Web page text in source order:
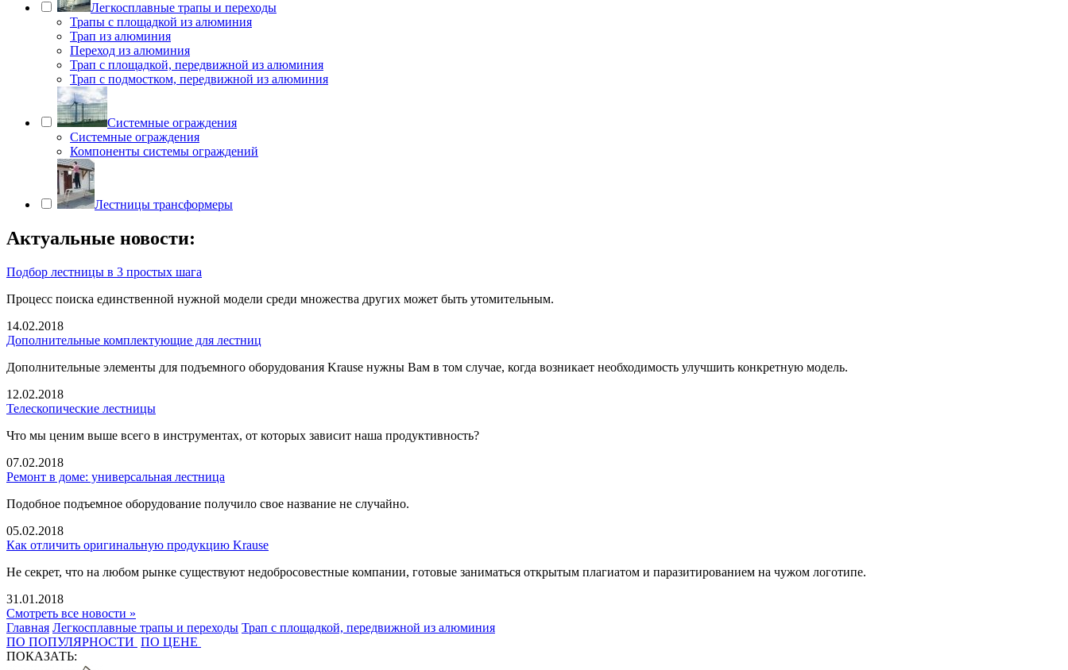
Легкосплавные трапы и переходы
Трапы с площадкой из алюминия
Трап из алюминия
Переход из алюминия
Трап с площадкой, передвижной из алюминия
Трап с подмостком, передвижной из алюминия
Системные ограждения
Системные ограждения
Компоненты системы ограждений
Лестницы трансформеры
Актуальные новости:
Подбор лестницы в 3 простых шага
Процесс поиска единственной нужной модели среди множества других может быть утомительным.
14.02.2018
Дополнительные комплектующие для лестниц
Дополнительные элементы для подъемного оборудования Krause нужны Вам в том случае, когда возникает необходимость улучшить конкретную модель.
12.02.2018
Телескопические лестницы
Что мы ценим выше всего в инструментах, от которых зависит наша продуктивность?
07.02.2018
Ремонт в доме: универсальная лестница
Подобное подъемное оборудование получило свое название не случайно.
05.02.2018
Как отличить оригинальную продукцию Krause
Не секрет, что на любом рынке существуют недобросовестные компании, готовые заниматься открытым плагиатом и паразитированием на чужом логотипе.
31.01.2018
Смотреть все новости »
Главная Легкосплавные трапы и переходы Трап с площадкой, передвижной из алюминия
ПО ПОПУЛЯРНОСТИ ПО ЦЕНЕ
ПОКАЗАТЬ: